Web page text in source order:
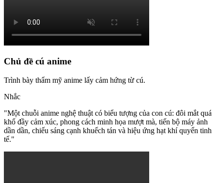
Chủ đề cú anime
Trình bày thẩm mỹ anime lấy cảm hứng từ cú.
Nhắc
"Một chuỗi anime nghệ thuật có biểu tượng của con cú: đôi mắt quá
khổ đầy cảm xúc, phong cách minh họa mượt mà, tiến bộ máy ảnh
dần dần, chiếu sáng cạnh khuếch tán và hiệu ứng hạt khí quyển tinh
tế."